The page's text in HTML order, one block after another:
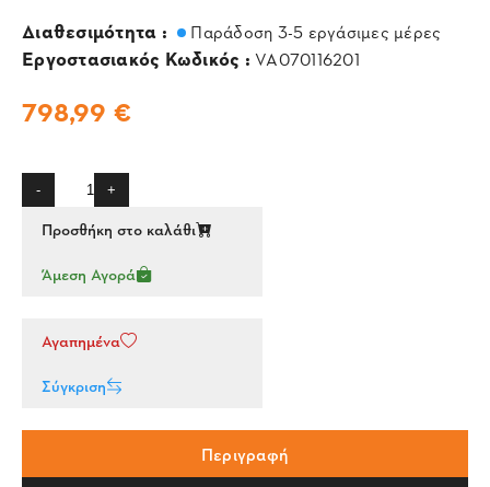
Διαθεσιμότητα : Παράδοση 3-5 εργάσιμες μέρες
Εργοστασιακός Κωδικός : VA070116201
798,99 €
- +
Προσθήκη στο καλάθι
Άμεση Αγορά
Αγαπημένα
Σύγκριση
Περιγραφή